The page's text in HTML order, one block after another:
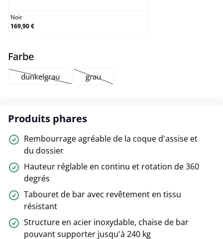
Noir
169,90 €
Farbeselect
dunkelgrau
(Cette option n'est pas disponible pour le moment.)
grau
(Cette option n'est pas disponible pour le
Produits phares
Rembourrage agréable de la coque d'assise et
du dossier
Hauteur réglable en continu et rotation de 360
degrés
Tabouret de bar avec revêtement en tissu
résistant
Structure en acier inoxydable, chaise de bar
pouvant supporter jusqu'à 240 kg